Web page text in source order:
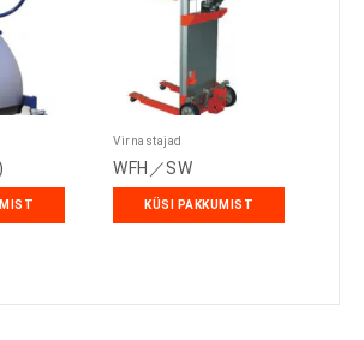
Virnastajad
WFH／SW
KÜSI PAKKUMIST